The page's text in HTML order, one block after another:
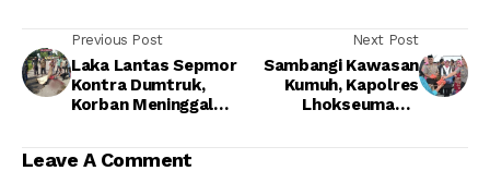
Previous Post
Laka Lantas Sepmor
Kontra Dumtruk,
Korban Meninggal
Next Post
Sambangi Kawasan
Kumuh, Kapolres
Lhokseumawe
Leave A Comment